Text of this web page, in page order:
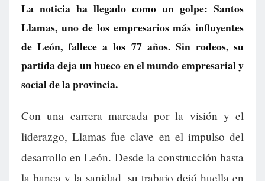
La noticia ha llegado como un golpe: Santos
Llamas, uno de los empresarios más influyentes
de León, fallece a los 77 años. Sin rodeos, su
partida deja un hueco en el mundo empresarial y
social de la provincia.
Con una carrera marcada por la visión y el
liderazgo, Llamas fue clave en el impulso del
desarrollo en León. Desde la construcción hasta
la banca y la sanidad, su trabajo dejó huella en